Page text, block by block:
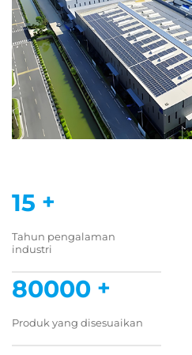
15 +
Tahun pengalaman
industri
80000 +
Produk yang disesuaikan